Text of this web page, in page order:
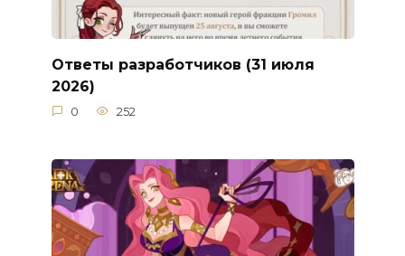
Ответы разработчиков (31 июля
2026)
0 252